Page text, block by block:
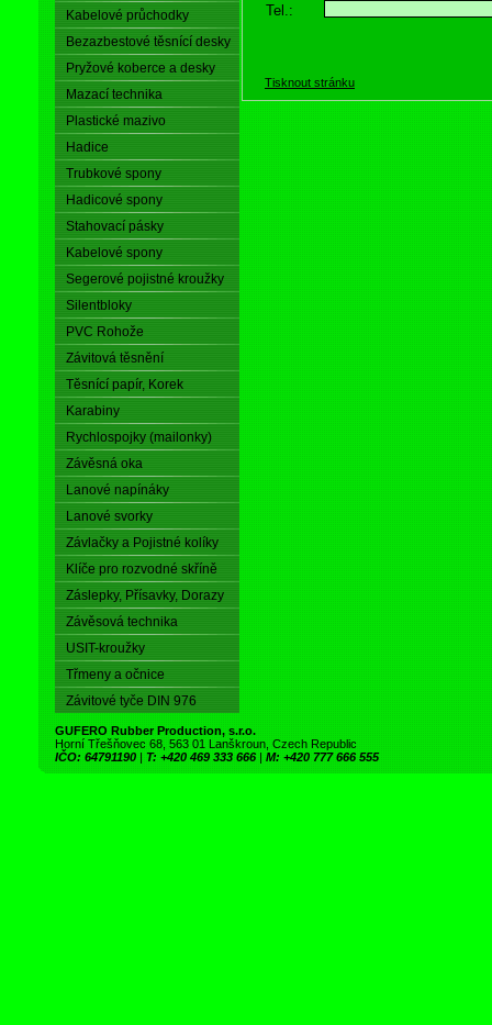
Kabelové průchodky
Bezazbestové těsnící desky
Pryžové koberce a desky
Mazací technika
Plastické mazivo
Hadice
Trubkové spony
Hadicové spony
Stahovací pásky
Kabelové spony
Segerové pojistné kroužky
Silentbloky
PVC Rohože
Závitová těsnění
Těsnící papír, Korek
Karabiny
Rychlospojky (mailonky)
Závěsná oka
Lanové napínáky
Lanové svorky
Závlačky a Pojistné kolíky
Klíče pro rozvodné skříně
Záslepky, Přísavky, Dorazy
Závěsová technika
USIT-kroužky
Třmeny a očnice
Závitové tyče DIN 976
Tel.:
Tisknout stránku
GUFERO Rubber Production, s.r.o.
Horní Třešňovec 68, 563 01 Lanškroun, Czech Republic
IČO: 64791190 | T: +420 469 333 666 | M: +420 777 666 555